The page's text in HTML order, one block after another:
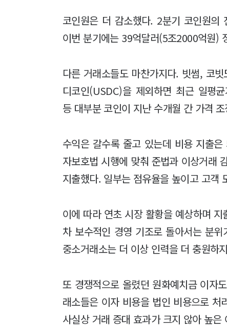
코인원은 더 감소했다. 2분기 코인원의
이번 분기에는 39억달러(5조2000억원)
다른 거래소들도 마찬가지다. 빗썸, 코
디코인(USDC)을 제외하면 최근 일평
등 대부분 코인이 지난 수개월 간 가격
수익은 갈수록 줄고 있는데 비용 지출
자보호법 시행에 맞춰 준법과 이상거래
지출했다. 일부는 점유율을 높이고 고객
이에 따라 연초 시장 활황을 예상하며
차 보수적인 경영 기조로 돌아서는 분
중소거래소는 더 이상 인력을 더 충원하
또 경쟁적으로 올렸던 원화예치금 이자
래소들은 이자 비용을 법인 비용으로
사실상 거래 증대 효과가 크지 않아 높